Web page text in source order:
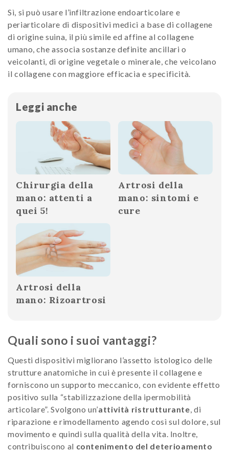
Sì, si può usare l’infiltrazione endoarticolare e
periarticolare di dispositivi medici a base di collagene
di origine suina, il più simile ed affine al collagene
umano, che associa sostanze definite ancillari o
veicolanti, di origine vegetale o minerale, che veicolano
il collagene con maggiore efficacia e specificità.
Leggi anche
Chirurgia della
mano: attenti a
quei 5!
Artrosi della
mano: sintomi e
cure
Artrosi della
mano: Rizoartrosi
Quali sono i suoi vantaggi?
Questi dispositivi migliorano l’assetto istologico delle
strutture anatomiche in cui è presente il collagene e
forniscono un supporto meccanico, con evidente effetto
positivo sulla “stabilizzazione della ipermobilità
articolare”. Svolgono un’attività ristrutturante, di
riparazione e rimodellamento agendo così sul dolore, sul
movimento e quindi sulla qualità della vita. Inoltre,
contribuiscono al contenimento del deterioamento